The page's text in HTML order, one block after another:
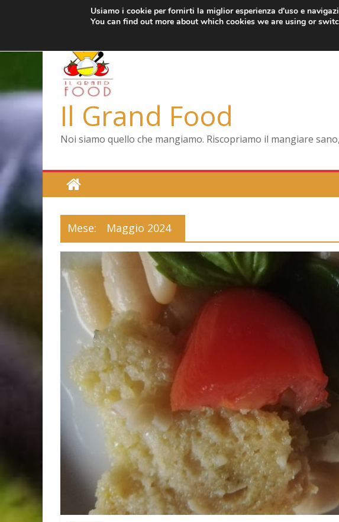
mercoledì, Agosto 5, 2026 Ultimo: Pizza a Corte
Menopausa, una forma smagliante
Il Grand Food
Noi siamo quello che mangiamo. Riscopriamo il mangiare
Mese: Maggio 2024
Usiamo i cookie per fornirti la miglior esperienza d'uso e
You can find out more about which cookies we are using or